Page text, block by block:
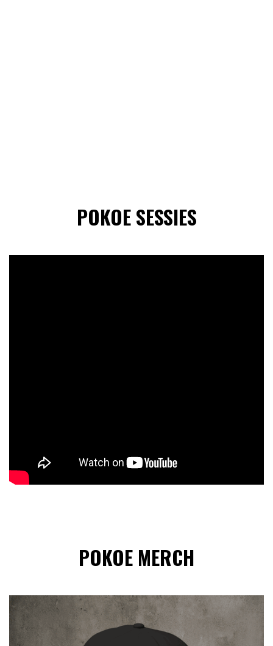
POKOE SESSIES
POKOE MERCH